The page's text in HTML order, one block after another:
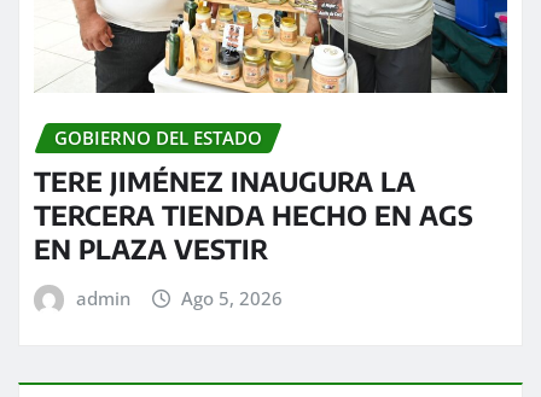
GOBIERNO DEL ESTADO
TERE JIMÉNEZ INAUGURA LA
TERCERA TIENDA HECHO EN AGS
EN PLAZA VESTIR
admin Ago 5, 2026